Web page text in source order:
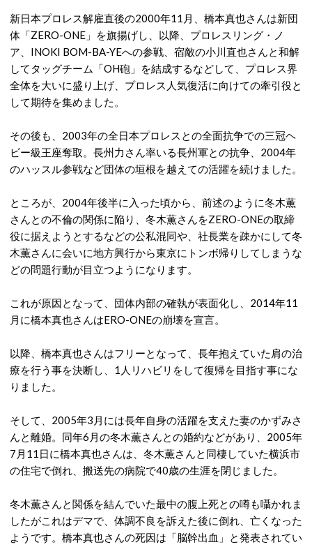
新日本プロレス解雇直後の2000年11月、橋本真也さんは新団
体「ZERO-ONE」を旗揚げし、以降、プロレスリング・ノ
ア、INOKI BOM-BA-YEへの参戦、宿敵の小川直也さんと和解
してタッグチーム「OH砲」を結成するなどして、プロレス界
全体を大いに盛り上げ、プロレス人気復活に向けての牽引役と
して期待を集めました。
その後も、2003年の全日本プロレスとの全面抗争での三冠ヘ
ビー級王座奪取。長州力さん率いる長州軍との抗争、2004年
のハッスル参戦など団体の垣根を越えての活躍を続けました。
ところが、2004年後半に入った頃から、前述のように冬木薫
さんとの不倫の関係に陥り、冬木薫さんをZERO-ONEの取締
役に据えようとするなどの公私混同や、社長業を疎かにして冬
木薫さんに会いに地方興行から東京にトンボ帰りしてしまうな
どの問題行動が目立つようになります。
これが原因となって、団体内部の確執が表面化し、2014年11
月に橋本真也さんはERO-ONEの崩壊を宣言。
以降、橋本真也さんはフリーとなって、長年抱えていた肩の治
療を行う事を決断し、1人リハビリをして復帰を目指す事にな
りました。
そして、2005年3月には長年自身の活躍を支えた妻のかずみさ
んと離婚。同年6月の冬木薫さんとの婚約などがあり、2005年
7月11日に橋本真也さんは、冬木薫さんと同棲していた横浜市
の住宅で倒れ、搬送先の病院で40歳の生涯を閉じました。
冬木薫さんと関係を結んでいた最中の腹上死との噂も囁かれま
したがこれはデマで、体調不良を訴えた後に倒れ、亡くなった
ようです。橋本真也さんの死因は「脳幹出血」と発表されてい